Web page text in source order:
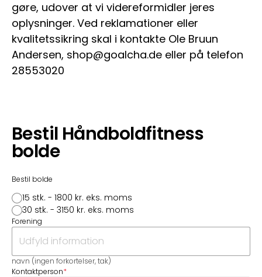
gøre, udover at vi videreformidler jeres
oplysninger. Ved reklamationer eller
kvalitetssikring skal i kontakte Ole Bruun
Andersen, shop@goalcha.de eller på telefon
28553020
Bestil Håndboldfitness
bolde
Bestil bolde
15 stk. - 1800 kr. eks. moms
30 stk. - 3150 kr. eks. moms
Forening
navn (ingen forkortelser, tak)
Kontaktperson*